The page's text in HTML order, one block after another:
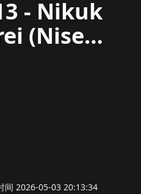
- Nikuk
(Niseko
间 2026-05-03 20:13:34